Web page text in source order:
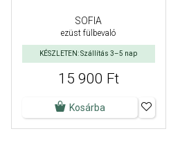
SOFIA
ezüst fülbevaló
KÉSZLETEN: Szállítás 3–5 nap
15 900 Ft
Kosárba